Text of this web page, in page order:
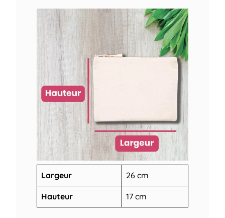
Largeur 26 cm
Hauteur 17 cm